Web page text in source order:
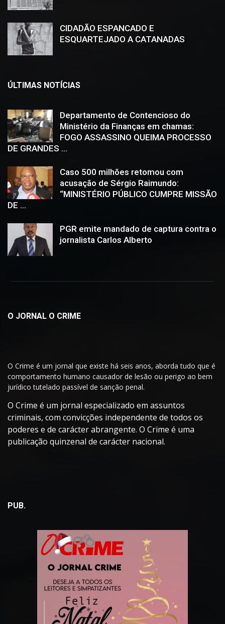
CIDADÃO ESPANCADO E
ESQUARTEJADO A CATANADAS
ÚLTIMAS NOTÍCIAS
Departamento de Contencioso do
Ministério da Finanças em chamas:
FOGO ASSASSINO QUEIMA PROCESSO
DE GRANDES ...
Caso 500 milhões retomou com
acusação de Sérgio Raimundo:
“MINISTÉRIO PÚBLICO CUMPRE MISSÃO
DE ...
PGR emite mandado de captura contra o
jornalista Carlos Alberto
O JORNAL O CRIME
O Crime é um jornal que existe há seis anos, aborda tudo que é
comportamento humano causador de lesão ou perigo ao bem
jurídico tutelado passível de sanção penal.
O Crime é um jornal especializado em assuntos
criminais, com convicções independente de todos os
poderes e de carácter abrangente. O Crime é uma
publicação quinzenal de carácter nacional.
PUB.